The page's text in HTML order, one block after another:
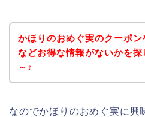
かほりのおめぐ実のクーポ
などお得な情報がないかを探
～♪
なのでかほりのおめぐ実に興